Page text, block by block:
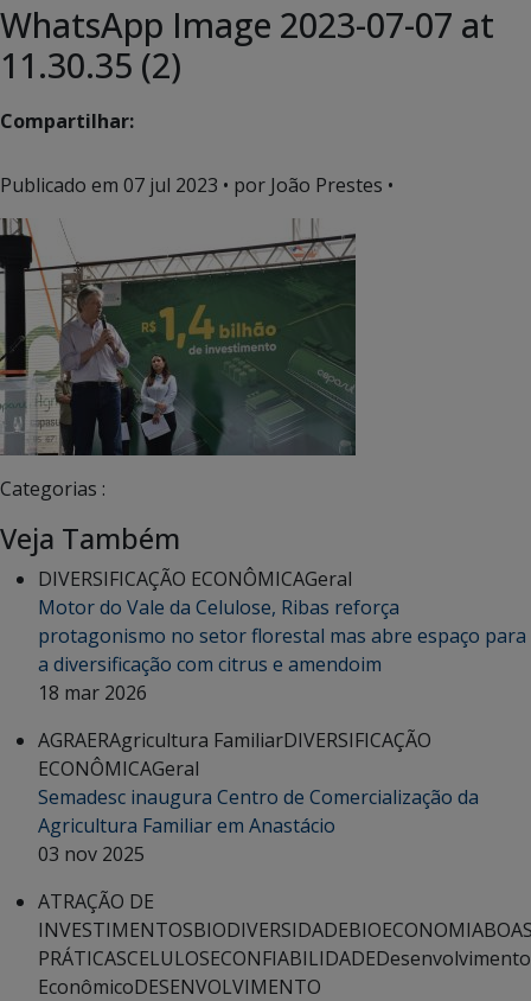
WhatsApp Image 2023-07-07 at
11.30.35 (2)
Compartilhar:
Publicado em 07 jul 2023 • por João Prestes •
Categorias :
Veja Também
DIVERSIFICAÇÃO ECONÔMICAGeral
Motor do Vale da Celulose, Ribas reforça
protagonismo no setor florestal mas abre espaço para
a diversificação com citrus e amendoim
18 mar 2026
AGRAERAgricultura FamiliarDIVERSIFICAÇÃO
ECONÔMICAGeral
Semadesc inaugura Centro de Comercialização da
Agricultura Familiar em Anastácio
03 nov 2025
ATRAÇÃO DE
INVESTIMENTOSBIODIVERSIDADEBIOECONOMIA
PRÁTICASCELULOSECONFIABILIDADEDesenvolvimento
EconômicoDESENVOLVIMENTO